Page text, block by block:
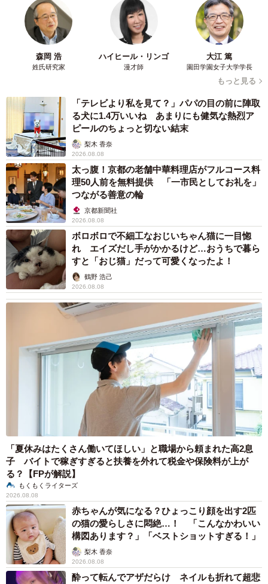
3/7
車が来ても逃げることなく悠然と歩くタンチョウ／やよいさん
4/7
車の前を横切って飛翔／やよいさん（@yayoi_5kidslife）提供
投稿には「美しい！」「死ぬまでに一度見たい」「鶴って
こんなに大きいんですね」など多くの声が届き、あまりの
反響の大きさに夜通し通知が鳴り続けたそう。なかでも印
象に残っているのは、「私、死ぬまでに一度自然の丹頂鶴
を生で見るのが夢なんです。定年したら釧路に見に行きま
す。ありがとうございました」というコメントだといいま
す。
森岡 浩
姓氏研究家
ハイヒール・リンゴ
漫才師
大江 篤
園田学園女子大学学長
もっと見る
「テレビより私を見て？」パパの目の前に陣取
る犬に1.4万いいね あまりにも健気な熱烈ア
ピールのちょっと切ない結末
梨木 香奈
2026.08.08
太っ腹！京都の老舗中華料理店がフルコース料
理50人前を無料提供 「一市民としてお礼を」
つながる善意の輪
京都新聞社
2026.08.08
ボロボロで不細工なおじいちゃん猫に一目惚
れ エイズだし手がかかるけど…おうちで暮ら
すと「おじ猫」だって可愛くなったよ！
鶴野 浩己
2026.08.08
「夏休みはたくさん働いてほしい」と職場から頼まれた高2息
子 バイトで稼ぎすぎると扶養を外れて税金や保険料が上が
る？【FPが解説】
もくもくライターズ
2026.08.08
赤ちゃんが気になる？ひょっこり顔を出す2匹
の猫の愛らしさに悶絶…！ 「こんなかわいい
構図あります？」「ベストショットすぎる！」
梨木 香奈
2026.08.08
酔って転んでアザだらけ ネイルも折れて超悲